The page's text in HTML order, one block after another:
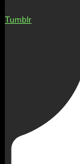
Tumblr